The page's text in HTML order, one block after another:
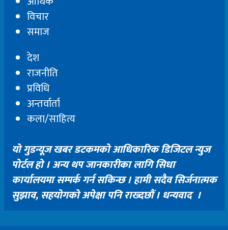
विचार
समाज
देश
राजनीति
प्रविधि
अन्तर्वार्ता
कला/साहित्य
यो गुडन्यूज खबर डटकमको आधिकारिक डिजिटल न्युज
पोर्टल हो । अन्य थप जानकारीका लागि सिधा
कार्यालयमा सम्पर्क गर्न सकिन्छ । हामी सदैव सिर्जनात्मक
सुझाव, सहयोगको अपेक्षा पनि राख्दछौं । धन्यवाद ।